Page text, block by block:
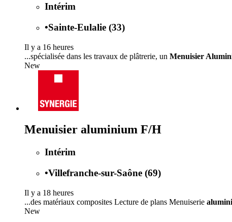
Intérim
•Sainte-Eulalie (33)
Il y a 16 heures
...spécialisée dans les travaux de plâtrerie, un Menuisier
New
Menuisier aluminium F/H
Intérim
•Villefranche-sur-Saône (69)
Il y a 18 heures
...des matériaux composites Lecture de plans Menuiserie
New